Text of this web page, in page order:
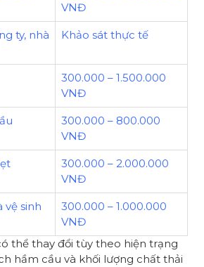
VNĐ
ty, nhà
Khảo sát thực tế
300.000 – 1.500.000
VNĐ
300.000 – 800.000
VNĐ
300.000 – 2.000.000
VNĐ
vệ sinh
300.000 – 1.000.000
VNĐ
thể thay đổi tùy theo hiện trạng
hầm cầu và khối lượng chất thải